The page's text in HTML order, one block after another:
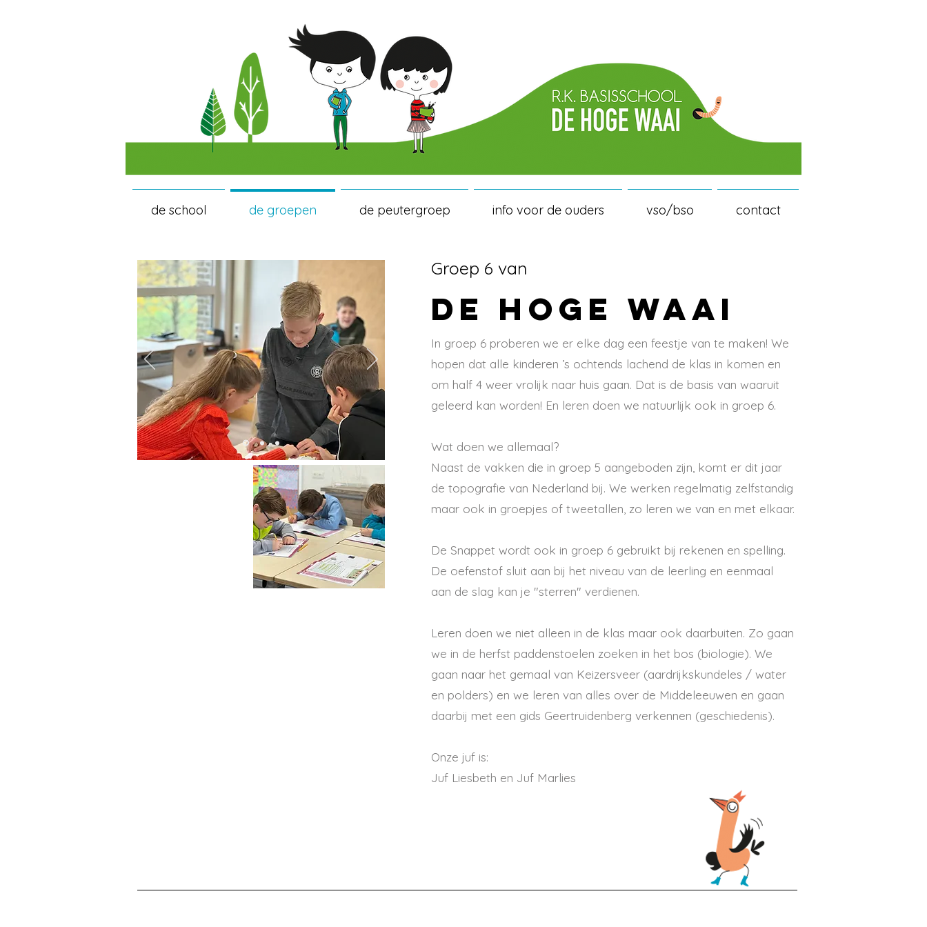
de school de groepen de peutergroep info voor de ouders vso/bso contact
Groep 6 van
DE HOGE WAAI
In groep 6 proberen we er elke dag een feestje van te maken! We
hopen dat alle kinderen ’s ochtends lachend de klas in komen en
om half 4 weer vrolijk naar huis gaan. Dat is de basis van waaruit
geleerd kan worden! En leren doen we natuurlijk ook in groep 6.
Wat doen we allemaal?
Naast de vakken die in groep 5 aangeboden zijn, komt er dit jaar
de topografie van Nederland bij. We werken regelmatig zelfstandig
maar ook in groepjes of tweetallen, zo leren we van en met elkaar.
De Snappet wordt ook in groep 6 gebruikt bij rekenen en spelling.
De oefenstof sluit aan bij het niveau van de leerling en eenmaal
aan de slag kan je "sterren" verdienen.
Leren doen we niet alleen in de klas maar ook daarbuiten. Zo gaan
we in de herfst paddenstoelen zoeken in het bos (biologie). We
gaan naar het gemaal van Keizersveer (aardrijkskundeles / water
en polders) en we leren van alles over de Middeleeuwen en gaan
daarbij met een gids Geertruidenberg verkennen (geschiedenis).
Onze juf is:
Juf Liesbeth en Juf Marlies